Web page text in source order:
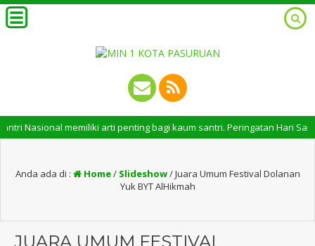
memiliki arti penting bagi kaum santri. Peringatan Hari
Anda ada di : Home/ Slideshow/Juara Umum Festival Dolanan
Yuk BYT AlHikmah
JUARA UMUM FESTIVAL